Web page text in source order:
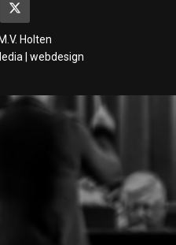
Holten
| webdesign